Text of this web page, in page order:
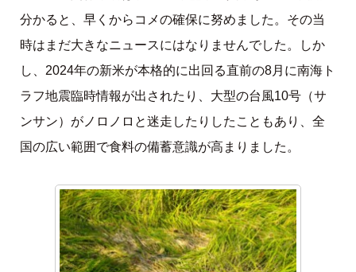
分かると、早くからコメの確保に努めました。その当
時はまだ大きなニュースにはなりませんでした。しか
し、2024年の新米が本格的に出回る直前の8月に南海ト
ラフ地震臨時情報が出されたり、大型の台風10号（サ
ンサン）がノロノロと迷走したりしたこともあり、全
国の広い範囲で食料の備蓄意識が高まりました。